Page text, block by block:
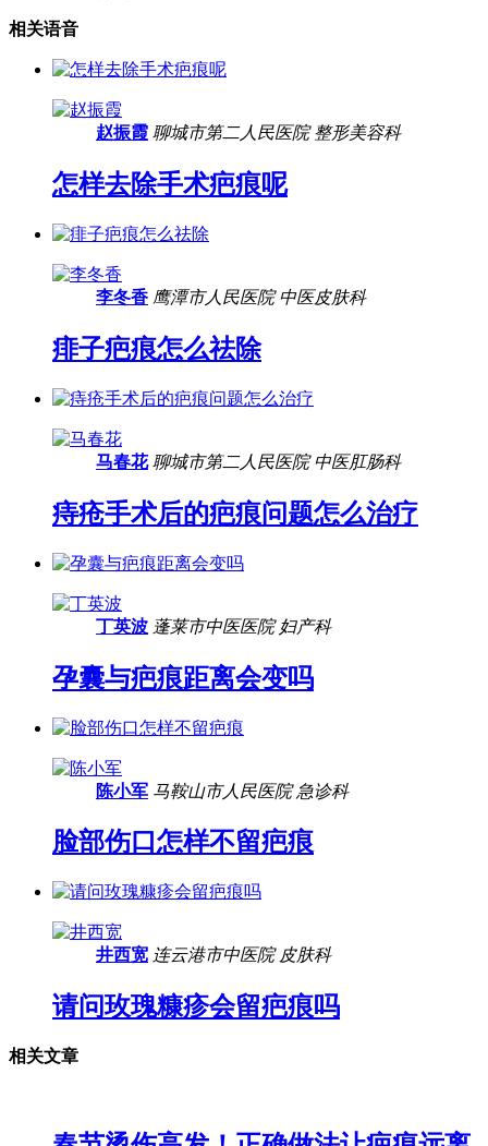
相关语音
赵振霞 聊城市第二人民医院 整形美容科
怎样去除手术疤痕呢
李冬香 鹰潭市人民医院 中医皮肤科
痱子疤痕怎么祛除
马春花 聊城市第二人民医院 中医肛肠科
痔疮手术后的疤痕问题怎么治疗
丁英波 蓬莱市中医医院 妇产科
孕囊与疤痕距离会变吗
陈小军 马鞍山市人民医院 急诊科
脸部伤口怎样不留疤痕
井西宽 连云港市中医院 皮肤科
请问玫瑰糠疹会留疤痕吗
相关文章